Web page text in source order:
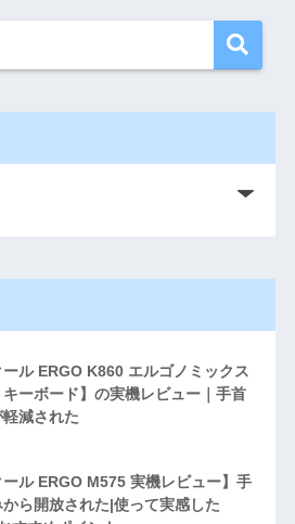
ール ERGO K860 エルゴノミックス
キーボード】の実機レビュー｜手首
減された
ール ERGO M575 実機レビュー】手
ら開放された|使って実感した